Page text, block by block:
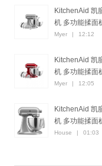
KitchenAid 凯
机 多功能揉面
Myer | 12:12
KitchenAid 凯
机 多功能揉面
Myer | 12:05
KitchenAid 凯
机 多功能揉面
House | 01:03